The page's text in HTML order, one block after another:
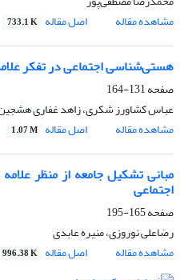
مشاهده مقاله
اصل مقاله 733.1 K
هستی‌شناسی اجتماعی در تفکر
صفحه131-164
عباس کشاورز شکری، زاهد غفاری
مشاهده مقاله
اصل مقاله 1.07 M
مبانی تشکیل جامعه از منظر
اجتماعی
صفحه165-195
رضاعلی نوروزی، منیره عابدی
مشاهده مقاله
اصل مقاله 996.38 K